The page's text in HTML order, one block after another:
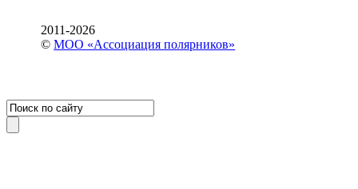
2011-2026
©МОО «Ассоциация полярников»